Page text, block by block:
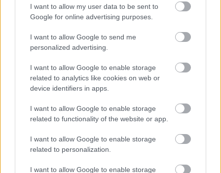
I want to allow my user data to be sent to
Google for online advertising purposes.
I want to allow Google to send me
personalized advertising.
I want to allow Google to enable storage
related to analytics like cookies on web or
device identifiers in apps.
I want to allow Google to enable storage
related to functionality of the website or app.
I want to allow Google to enable storage
related to personalization.
I want to allow Google to enable storage
Azóta a pár már összesen 9 gyermeket nevel nagy
fogadtak.
Oszd meg ezt a posztot:
WhatsappReddit Share
Email